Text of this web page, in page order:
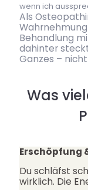
wenn ich
Als
Behandlung
dahinter
Ganzes –
Was
Erschöpfung
Du schläfst
wirklich. Die